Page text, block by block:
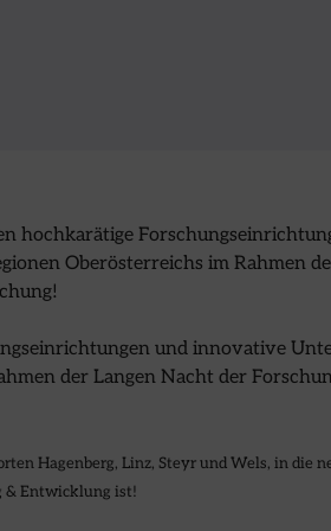
hochkarätige
Oberösterreichs im Rahmen
und innovative
der Langen Nacht der
Hagenberg, Linz, Steyr und Wels, in die
& Entwicklung ist!